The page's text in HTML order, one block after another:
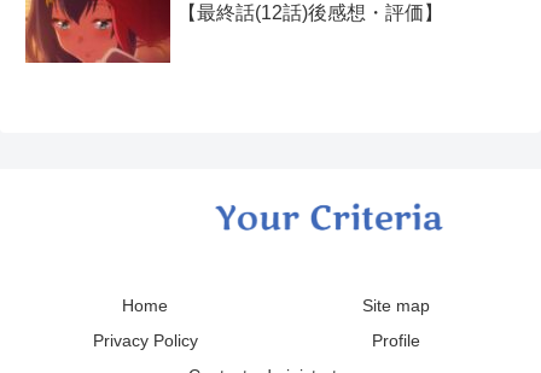
【最終話(12話)後感想・評価】
Home
Site map
Privacy Policy
Profile